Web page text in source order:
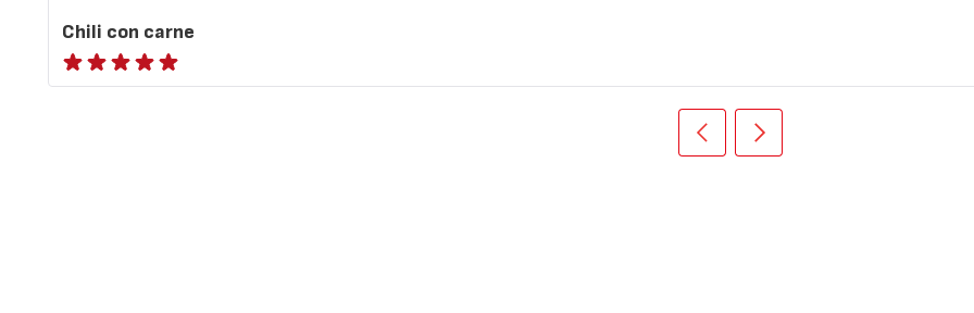
Chili con carne
ratings.NaN
Précédent
Recipe
Suivant
Recipe